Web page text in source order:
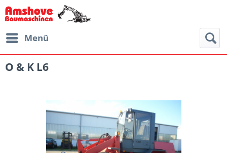
Menü
O & K L6